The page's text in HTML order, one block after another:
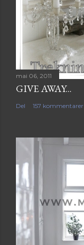
mai 06, 2011
GIVE AWAY...
Del 157 kommentarer